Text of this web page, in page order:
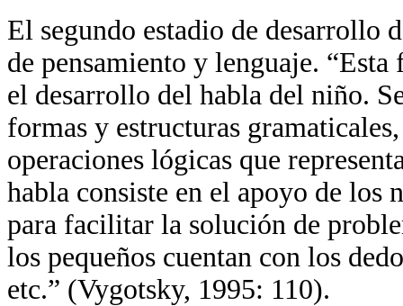
El segundo estadio de desarrollo
de pensamiento y lenguaje.
el desarrollo del habla del niño.
formas y estructuras
operaciones lógicas que
habla consiste en el apoyo de los
para facilitar la solución de
los pequeños cuentan con los
etc.” (Vygotsky, 1995: 110).